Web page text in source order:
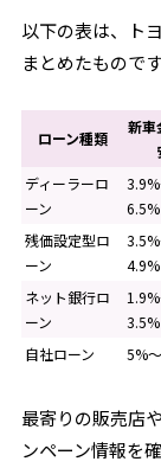
以下の表は、ト
まとめたものです
ローン種類
新車
ディーラーロ
ーン
6.5%
残価設定型ロ
ーン
4.9%
ネット銀行ロ
ーン
3.5%
自社ローン 5%
最寄りの販売店
ンペーン情報を